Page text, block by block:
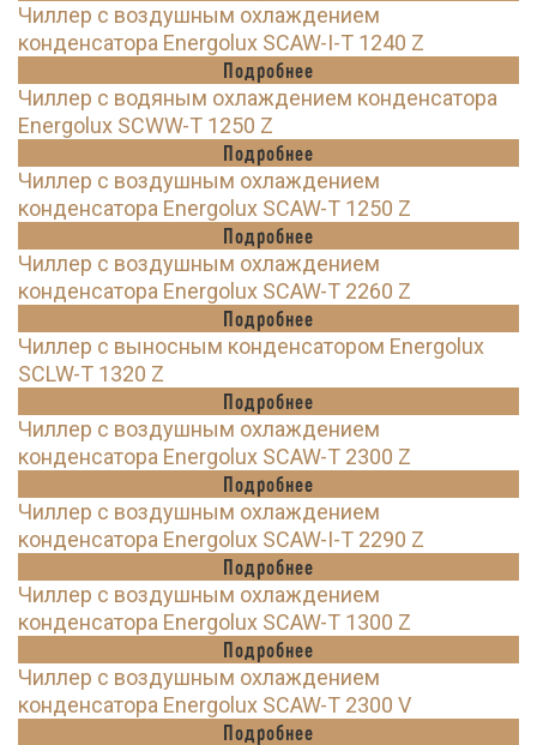
Чиллер с воздушным охлаждением
конденсатора Energolux SCAW-I-T 1240 Z
Подробнее
Чиллер с водяным охлаждением конденсатора
Energolux SCWW-T 1250 Z
Подробнее
Чиллер с воздушным охлаждением
конденсатора Energolux SCAW-T 1250 Z
Подробнее
Чиллер с воздушным охлаждением
конденсатора Energolux SCAW-T 2260 Z
Подробнее
Чиллер с выносным конденсатором Energolux
SCLW-T 1320 Z
Подробнее
Чиллер с воздушным охлаждением
конденсатора Energolux SCAW-T 2300 Z
Подробнее
Чиллер с воздушным охлаждением
конденсатора Energolux SCAW-I-T 2290 Z
Подробнее
Чиллер с воздушным охлаждением
конденсатора Energolux SCAW-T 1300 Z
Подробнее
Чиллер с воздушным охлаждением
конденсатора Energolux SCAW-T 2300 V
Подробнее